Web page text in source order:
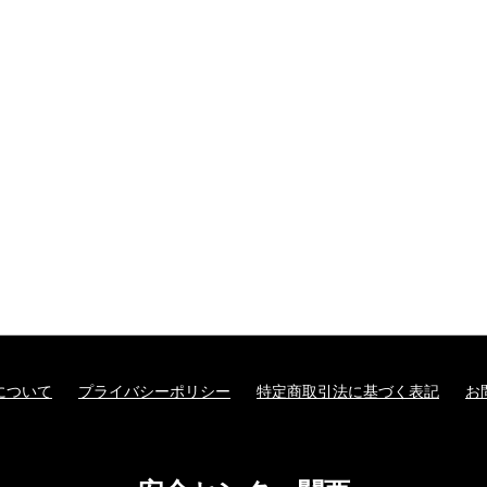
ついて プライバシーポリシー 特定商取引法に基づく表記 お